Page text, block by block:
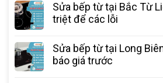
Sửa bếp từ tại Bắc Từ
triệt để các lỗi
Sửa bếp từ tại Long
báo giá trước